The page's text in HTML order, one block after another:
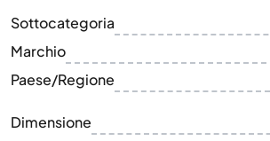
Sottocategoria
Marchio
Paese/Regione
Dimensione